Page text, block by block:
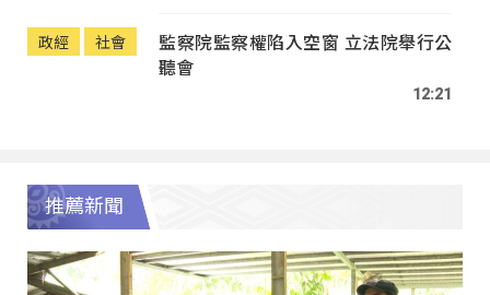
政經 社會
監察院監察權陷入空窗 立法院舉行公
聽會
12:21
推薦新聞